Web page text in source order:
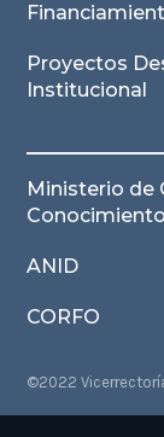
Proyectos
Institucional
Ministerio de
ANID
CORFO
©2022